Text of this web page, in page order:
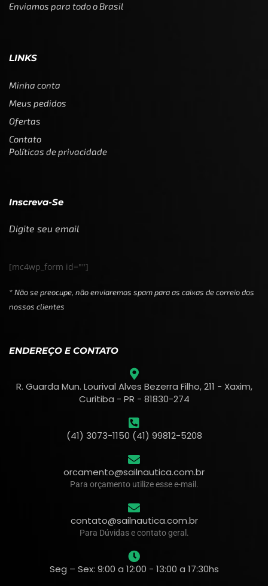
Enviamos para todo o Brasil
LINKS
Minha conta
Meus pedidos
Ofertas
Contato
Políticas de privacidade
Inscreva-Se
Digite seu email
[mc4wp_form id=""]
* Não se preocupe, não enviaremos spam para as caixas de correio dos
nossos clientes
ENDEREÇO E CONTATO
R. Guarda Mun. Lourival Alves Bezerra Filho, 211 - Xaxim,
Curitiba - PR - 81830-274
(41) 3073-1150 (41) 99812-5208
orcamento@sailnautica.com.br
Para orçamento utilize esse e-mail.
contato@sailnautica.com.br
Para Dúvidas e contato geral.
Seg – Sex: 9:00 a 12:00 - 13:00 a 17:30hs